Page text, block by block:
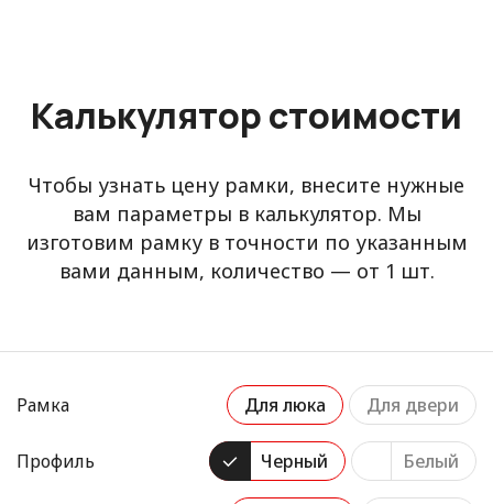
Калькулятор стоимости
Чтобы узнать цену рамки, внесите нужные
вам параметры в калькулятор. Мы
изготовим рамку в точности по указанным
вами данным, количество — от 1 шт.
Рамка Для люка Для двери
Профиль Черный Белый